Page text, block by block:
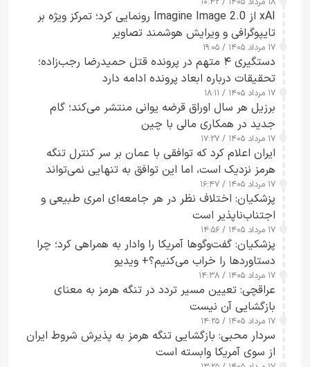
xAI از Imagine Image 2.0 رونمایی کرد؛ تمرکز ویژه بر
تایپوگرافی و ویرایش هوشمند تصاویر
۱۷ مرداد ۱۴۰۵ / ۱۹:۰۵
دستگیری ۴ متهم در پرونده قتل حمیدرضا رجب‌زاده؛
تحقیقات درباره ابعاد پرونده ادامه دارد
۱۷ مرداد ۱۴۰۵ / ۱۸:۱۱
برزیل هر سال اوراق قرضه یوانی منتشر می‌کند؛ گام
جدید در همکاری مالی با چین
۱۷ مرداد ۱۴۰۵ / ۱۷:۲۷
ایران اعلام کرد که توافقی با عمان بر سر کنترل تنگه
هرمز نزدیک است، اما این توافق به تنهایی نمی‌تواند
آبراه را آزاد کند
۱۷ مرداد ۱۴۰۵ / ۱۶:۴۷
پزشکیان: اختلاف نظر در هر جامعه‌ای امری طبیعی و
اجتناب‌ناپذیر است
۱۷ مرداد ۱۴۰۵ / ۱۴:۵۶
پزشکیان: گفت‌وگوها آمریکا را وادار به همراهی کرد؛ چرا
دستاوردها را خراب می‌کنیم؟+ ویدیو
۱۷ مرداد ۱۴۰۵ / ۱۴:۳۸
عراقچی: تعیین مسیر تردد در تنگه هرمز به معنای
بازگشایی آن نیست
۱۷ مرداد ۱۴۰۵ / ۱۴:۲۵
سردار محبی: بازگشایی تنگه هرمز به پذیرش شروط ایران
از سوی آمریکا وابسته است